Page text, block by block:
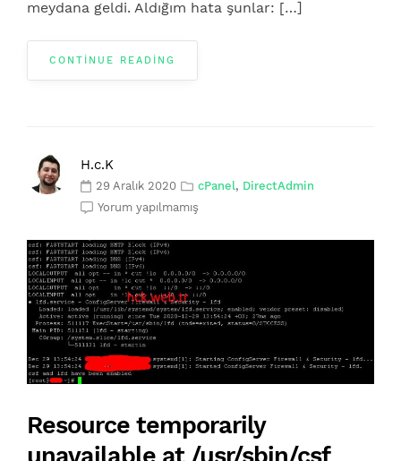
meydana geldi. Aldığım hata şunlar: […]
CONTINUE READING
H.c.K
29 Aralık 2020 cPanel, DirectAdmin
Yorum yapılmamış
Resource temporarily